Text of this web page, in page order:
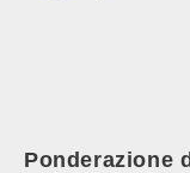
Ponderazione